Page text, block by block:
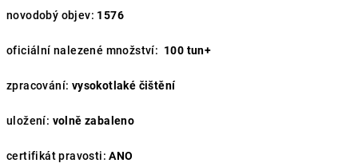
novodobý objev: 1576
oficiální nalezené množství: 100 tun+
zpracování: vysokotlaké čištění
uložení: volně zabaleno
certifikát pravosti: ANO